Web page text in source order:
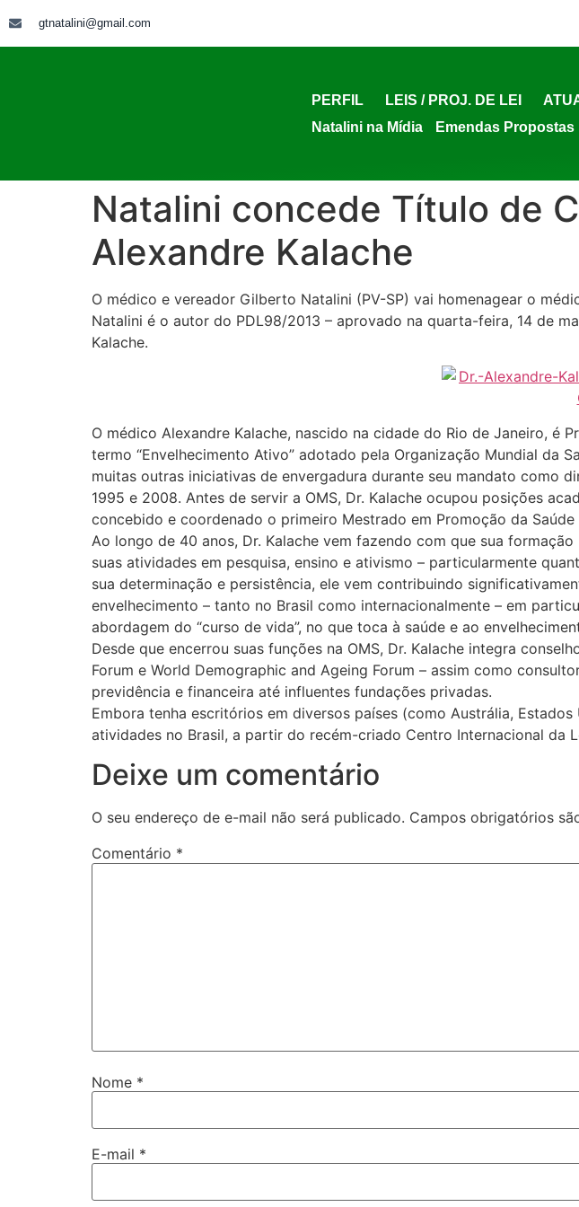
gtnatalini@gmail.com
PERFIL LEIS / PROJ. DE LEI
Natalini na Mídia
Emendas Propostas
Natalini concede Título de
Alexandre Kalache
O médico e vereador Gilberto Natalini (PV-SP) vai homenagear o
Natalini é o autor do PDL98/2013 – aprovado na quarta-feira, 14 de
Kalache.
O médico Alexandre Kalache, nascido na cidade do Rio de Janeiro, é
termo “Envelhecimento Ativo” adotado pela Organização Mundial da
muitas outras iniciativas de envergadura durante seu mandato como
1995 e 2008. Antes de servir a OMS, Dr. Kalache ocupou posições
concebido e coordenado o primeiro Mestrado em Promoção da Saúde
Ao longo de 40 anos, Dr. Kalache vem fazendo com que sua
suas atividades em pesquisa, ensino e ativismo – particularmente
sua determinação e persistência, ele vem contribuindo
envelhecimento – tanto no Brasil como internacionalmente – em
abordagem do “curso de vida”, no que toca à saúde e ao
Desde que encerrou suas funções na OMS, Dr. Kalache integra
Forum e World Demographic and Ageing Forum – assim como
previdência e financeira até influentes fundações privadas.
Embora tenha escritórios em diversos países (como Austrália,
atividades no Brasil, a partir do recém-criado Centro Internacional da
Deixe um comentário
O seu endereço de e-mail não será publicado. Campos obrigatórios
Comentário *
Nome *
E-mail *